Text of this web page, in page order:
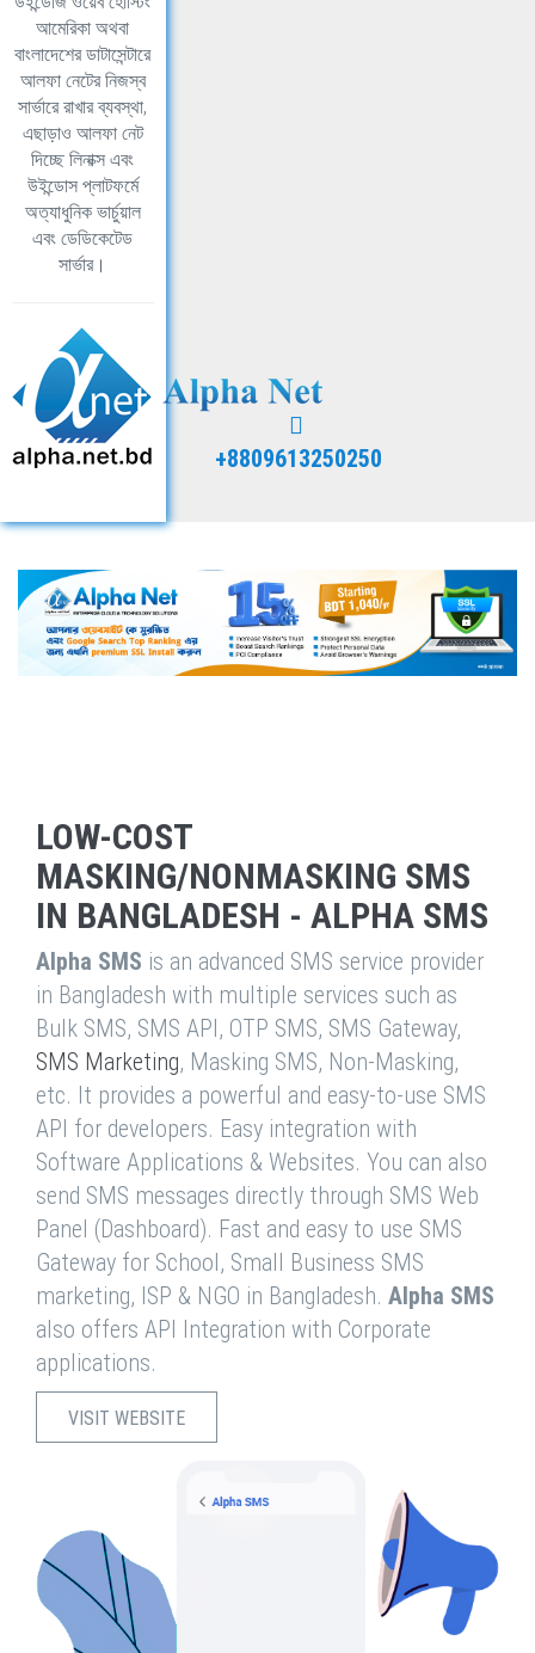
আমেরিকা অথবা
বাংলাদেশের ডাটাসেন্টারে
আলফা নেটের নিজস্ব
সার্ভারে রাখার ব্যবস্থা,
এছাড়াও আলফা নেট
দিচ্ছে লিনাক্স এবং
উইন্ডোস প্লাটফর্মে
অত্যাধুনিক ভার্চুয়াল
এবং ডেডিকেটেড
সার্ভার।
+8809613250250
LOW-COST
MASKING/NONMASKING SMS
IN BANGLADESH - ALPHA SMS
Alpha SMS is an advanced SMS service provider
in Bangladesh with multiple services such as
Bulk SMS, SMS API, OTP SMS, SMS Gateway,
SMS Marketing, Masking SMS, Non-Masking,
etc. It provides a powerful and easy-to-use SMS
API for developers. Easy integration with
Software Applications & Websites. You can also
send SMS messages directly through SMS Web
Panel (Dashboard). Fast and easy to use SMS
Gateway for School, Small Business SMS
marketing, ISP & NGO in Bangladesh. Alpha SMS
also offers API Integration with Corporate
applications.
VISIT WEBSITE